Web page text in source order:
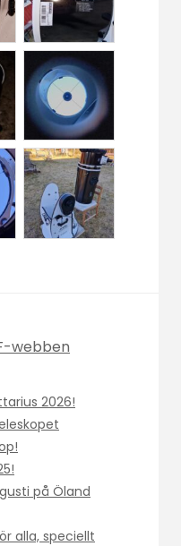
webben
2026!
på Öland
alla, speciellt